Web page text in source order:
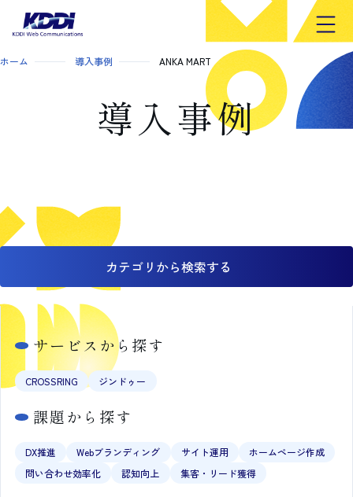
開く
ホーム 導入事例 ANKA MART
導入事例
カテゴリから検索する
サービスから探す
CROSSRING ジンドゥー
課題から探す
DX推進 Webブランディング サイト運用
ホームページ作成
問い合わせ効率化
認知向上 集客・リード獲得